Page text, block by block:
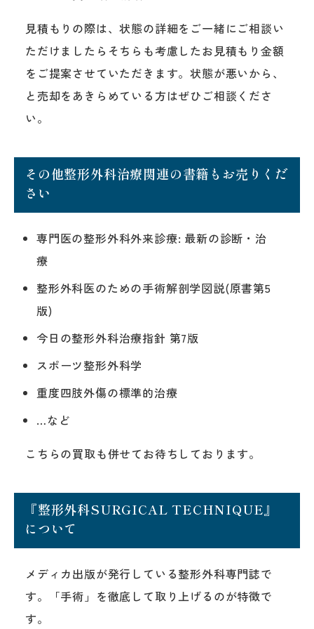
見積もりの際は、状態の詳細をご一緒にご相談い
ただけましたらそちらも考慮したお見積もり金額
をご提案させていただきます。状態が悪いから、
と売却をあきらめている方はぜひご相談くださ
い。
その他整形外科治療関連の書籍もお売りくだ
さい
専門医の整形外科外来診療: 最新の診断・治
療
整形外科医のための手術解剖学図説(原書第5
版)
今日の整形外科治療指針 第7版
スポーツ整形外科学
重度四肢外傷の標準的治療
…など
こちらの買取も併せてお待ちしております。
『整形外科SURGICAL TECHNIQUE』
について
メディカ出版が発行している整形外科専門誌で
す。「手術」を徹底して取り上げるのが特徴で
す。